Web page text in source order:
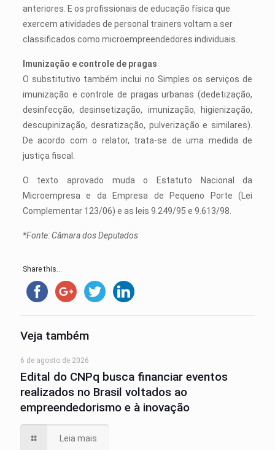
anteriores. E os profissionais de educação física que
exercem atividades de personal trainers voltam a ser
classificados como microempreendedores individuais.
Imunização e controle de pragas
O substitutivo também inclui no Simples os serviços de
imunização e controle de pragas urbanas (dedetização,
desinfecção, desinsetização, imunização, higienização,
descupinização, desratização, pulverização e similares).
De acordo com o relator, trata-se de uma medida de
justiça fiscal.
O texto aprovado muda o Estatuto Nacional da
Microempresa e da Empresa de Pequeno Porte (Lei
Complementar 123/06) e as leis 9.249/95 e 9.613/98.
*Fonte: Câmara dos Deputados
Share this...
Veja também
6 de agosto de 2026
Edital do CNPq busca financiar eventos
realizados no Brasil voltados ao
empreendedorismo e à inovação
Leia mais